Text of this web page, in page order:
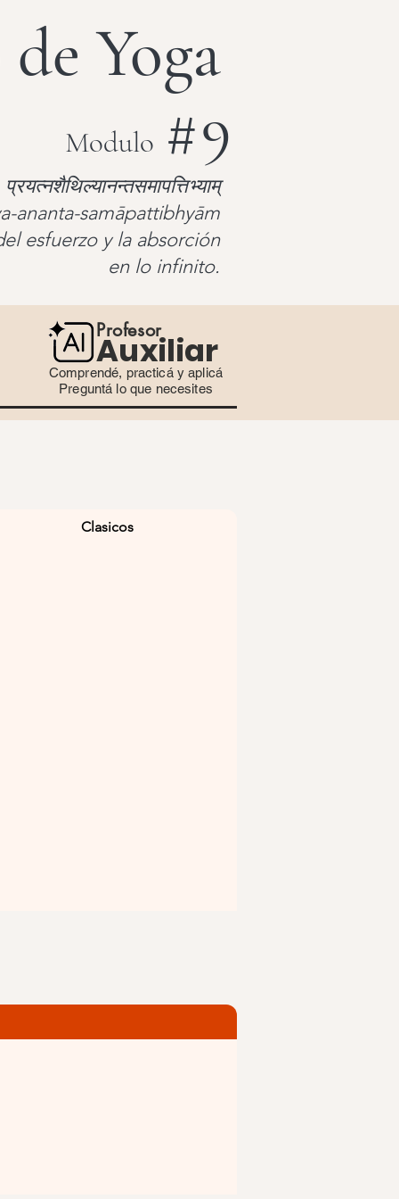
Yoga
# 9
Modulo
प्रयत्नशैथिल्यानन्तसमापत्तिभ्याम्
ananta-samāpattibhyām
esfuerzo y la absorción
en lo infinito.
Auxiliar
Profesor
Comprendé, practicá y aplicá
Preguntá lo que necesites
Clasicos